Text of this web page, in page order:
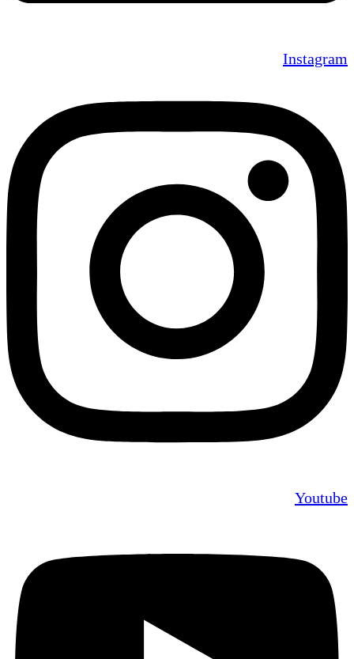
Instagram
Youtube